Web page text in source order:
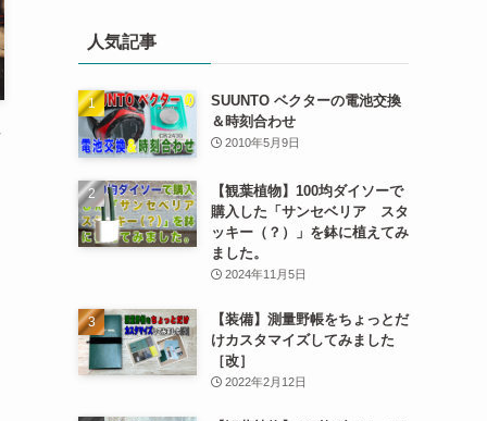
人気記事
SUUNTO ベクターの電池交換
＆時刻合わせ
2010年5月9日
【観葉植物】100均ダイソーで
購入した「サンセベリア スタ
ッキー（？）」を鉢に植えてみ
ました。
2024年11月5日
【装備】測量野帳をちょっとだ
けカスタマイズしてみました
［改］
2022年2月12日